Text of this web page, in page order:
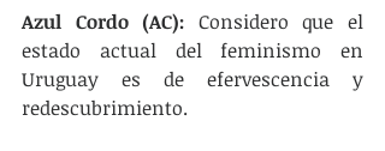
Azul Cordo (AC): Considero que el
estado actual del feminismo en
Uruguay es de efervescencia y
redescubrimiento.